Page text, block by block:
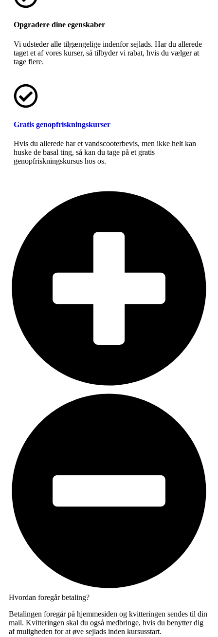
Opgradere dine egenskaber
Vi udsteder alle tilgængelige indenfor sejlads. Har du allerede
taget et af vores kurser, så tilbyder vi rabat, hvis du vælger at
tage flere.
Gratis genopfriskningskurser
Hvis du allerede har et vandscooterbevis, men ikke helt kan
huske de basal ting, så kan du tage på et gratis
genopfriskningskursus hos os.
Hvordan foregår betaling?
Betalingen foregår på hjemmesiden og kvitteringen sendes til din
mail. Kvitteringen skal du også medbringe, hvis du benytter dig
af muligheden for at øve sejlads inden kursusstart.